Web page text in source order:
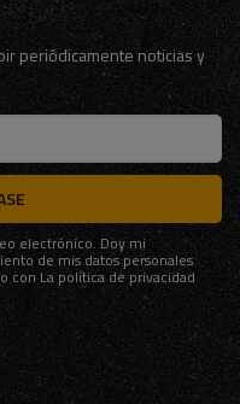
periódicamente noticias y
electrónico. Doy mi
de mis datos personales
conLa política de privacidad